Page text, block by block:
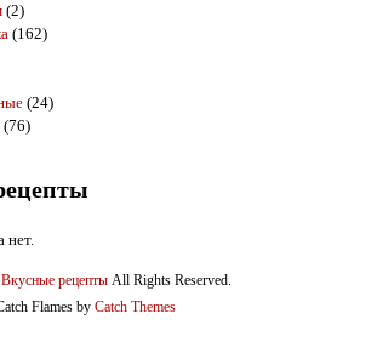
(2)
(162)
(24)
(76)
нет.
Вкусные рецепты All Rights Reserved.
Flames by Catch Themes